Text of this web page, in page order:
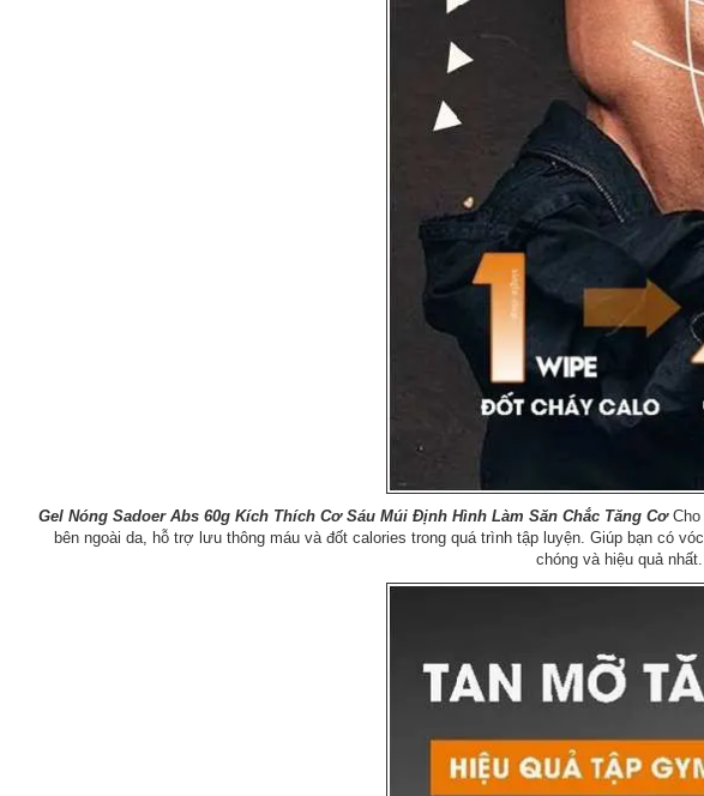
Gel Nóng Sadoer Abs 60g Kích Thích Cơ Sáu Múi Định Hình Làm Săn Chắc Tăng CơCho
bên ngoài da, hỗ trợ lưu thông máu và đốt calories trong quá trình tập luyện. Giúp bạn có
chóng và hiệu quả